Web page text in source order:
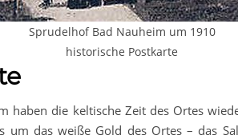
Sprudelhof Bad Nauheim um 1910
historische Postkarte
haben die keltische Zeit des Ortes
das weiße Gold des Ortes – das